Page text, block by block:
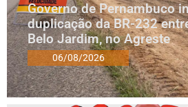
Governo de Pernambuco
duplicação da BR-232
Belo Jardim, no Agreste
06/08/2026